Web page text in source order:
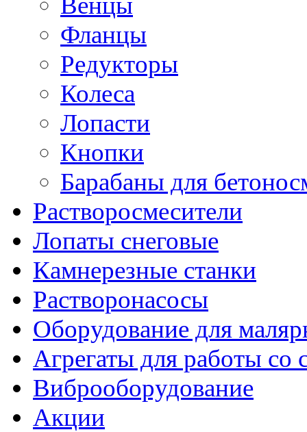
Фланцы
Редукторы
Колеса
Лопасти
Кнопки
Барабаны для
Растворосмесители
Лопаты снеговые
Камнерезные станки
Растворонасосы
Оборудование для
Агрегаты для работы со
Виброоборудование
Акции